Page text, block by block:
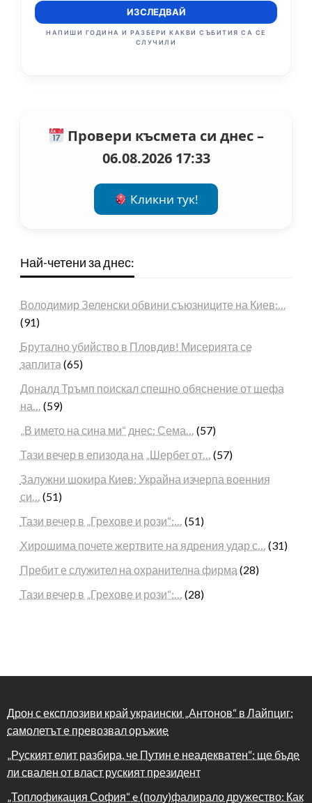
ИЗСЛЕДВАЙ
НАПИШИ ГОДИНА И РАЗБЕРИ КАКВИ СЪБИТИЯ СА СЕ
СЛУЧИЛИ
Провери късмета си днес –
06.08.2026 17:33
Кликни тук!
Най-четени за днес:
Володимир Зеленски обвини съюзниците на Киев:…
(91)
Брутално убийство в Пловдив! Мисерията се
заплита (65)
Доналд Тръмп поискал спешно обяснение от шефа
на… (59)
„В името на сина ми“ днес: Сема… (57)
Тази вечер в епизода на „Шербет от… (57)
Залужни шокира Киев: Украйна изчерпа военния
си… (51)
Тази вечер в „Грехове и рози“:… (51)
Хирошима почете жертвите на ядрения удар с… (31)
Пребит е служител на охранителна фирма (28)
Тази вечер в „Грехове и рози“:… (28)
Дрон с експлозиви край украински „Антонов“ в Лайпциг:
самолетът е превозвал оръжие
„Руският елит разбира, че Путин е неадекватен“: ще бъде
ли свален от власт руският президент
„Топлофикация София“ e (полу)фалирало дружество: Как